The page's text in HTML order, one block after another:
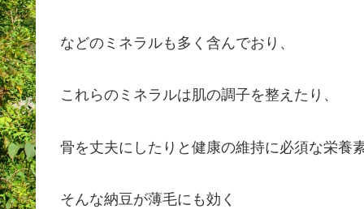
などのミネラルも多く含んでおり、
これらのミネラルは肌の調子を整えたり、
骨を丈夫にしたりと健康の維持に必須な栄養素
そんな納豆が薄毛にも効く